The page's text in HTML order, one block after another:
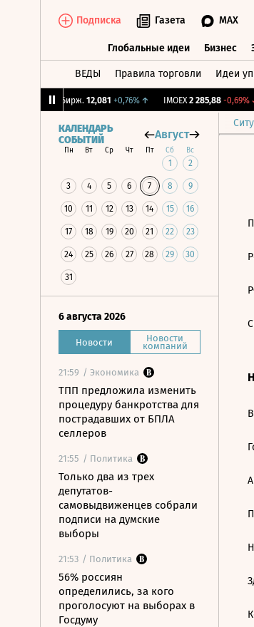
Подписка Газета MAX
Глобальные идеи Бизнес
ВЕДЫ Правила торговли Идеи
CNY Бирж. 12,081 +0,76%↑ IMOEX 2 285,88 -0,69%↓
КАЛЕНДАРЬ
СОБЫТИЙ
Август
Пн Вт Ср Чт Пт Сб Вс
1 2
3 4 5 6 7 8 9
10 11 12 13 14 15 16
17 18 19 20 21 22 23
24 25 26 27 28 29 30
31
6 августа 2026
Новости Новости
компаний
21:59 / Экономика
ТПП предложила изменить
процедуру банкротства для
пострадавших от БПЛА
селлеров
21:55 / Политика
Только два из трех
депутатов-
самовыдвиженцев собрали
подписи на думские
выборы
21:53 / Политика
56% россиян
определились, за кого
проголосуют на выборах в
Госдуму